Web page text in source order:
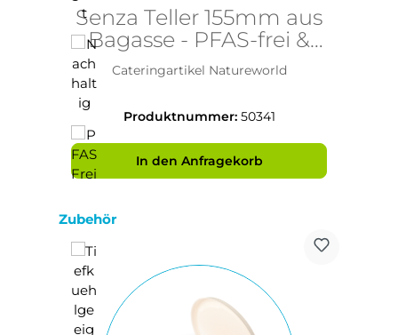
Senza Teller 155mm aus
Bagasse - PFAS-frei &
nachhaltig
Cateringartikel Natureworld
Produktnummer: 50341
In den Anfragekorb
Produktgalerie überspringen
Zubehör